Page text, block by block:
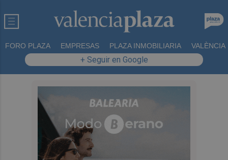
FORO PLAZA EMPRESAS PLAZA INMOBILIARIA VALÈNCIA
+ Seguir en Google